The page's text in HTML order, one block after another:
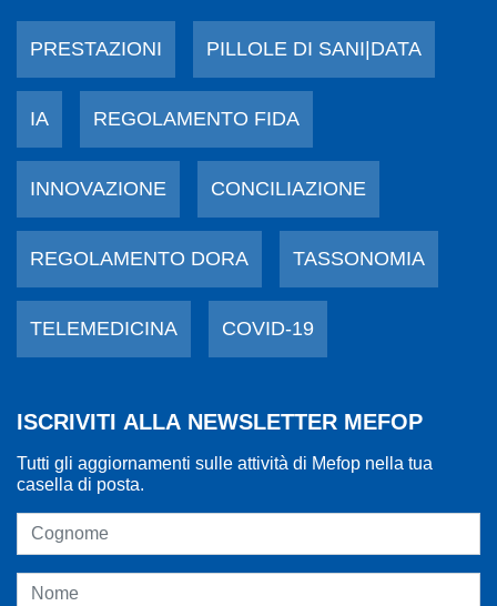
PRESTAZIONI PILLOLE DI SANI|DATA
IA REGOLAMENTO FIDA
INNOVAZIONE CONCILIAZIONE
REGOLAMENTO DORA TASSONOMIA
TELEMEDICINA COVID-19
ISCRIVITI ALLA NEWSLETTER MEFOP
Tutti gli aggiornamenti sulle attività di Mefop nella tua
casella di posta.